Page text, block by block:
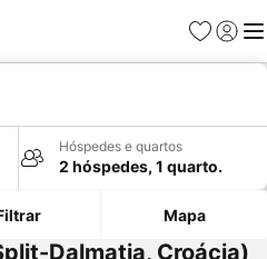
Favoritos
Iniciar
Hóspedes e quartos
2 hóspedes, 1 quarto.
Mapa
Dalmatia, Croácia)